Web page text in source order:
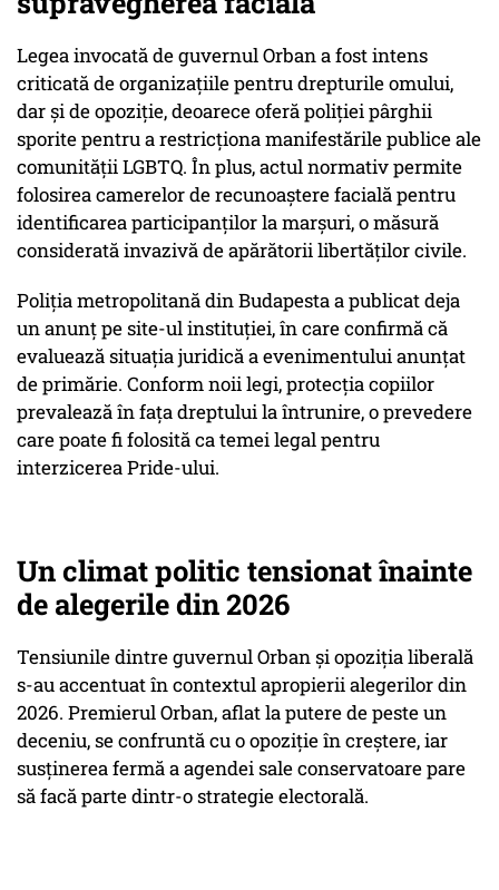
Legea invocată de guvernul Orban a fost intens
criticată de organizațiile pentru drepturile omului,
dar și de opoziție, deoarece oferă poliției pârghii
sporite pentru a restricționa manifestările publice ale
comunității LGBTQ. În plus, actul normativ permite
folosirea camerelor de recunoaștere facială pentru
identificarea participanților la marșuri, o măsură
considerată invazivă de apărătorii libertăților civile.
Poliția metropolitană din Budapesta a publicat deja
un anunț pe site-ul instituției, în care confirmă că
evaluează situația juridică a evenimentului anunțat
de primărie. Conform noii legi, protecția copiilor
prevalează în fața dreptului la întrunire, o prevedere
care poate fi folosită ca temei legal pentru
interzicerea Pride-ului.
Un climat politic tensionat înainte
de alegerile din 2026
Tensiunile dintre guvernul Orban și opoziția liberală
s-au accentuat în contextul apropierii alegerilor din
2026. Premierul Orban, aflat la putere de peste un
deceniu, se confruntă cu o opoziție în creștere, iar
susținerea fermă a agendei sale conservatoare pare
să facă parte dintr-o strategie electorală.